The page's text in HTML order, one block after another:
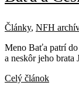
Články, NFH
Meno Baťa patrí
a neskôr jeho
Celý článok